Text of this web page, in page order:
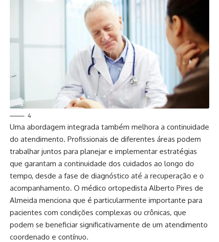
4
Uma abordagem integrada também melhora a continuidade
do atendimento. Profissionais de diferentes áreas podem
trabalhar juntos para planejar e implementar estratégias
que garantam a continuidade dos cuidados ao longo do
tempo, desde a fase de diagnóstico até a recuperação e o
acompanhamento. O médico ortopedista Alberto Pires de
Almeida menciona que é particularmente importante para
pacientes com condições complexas ou crônicas, que
podem se beneficiar significativamente de um atendimento
coordenado e contínuo.